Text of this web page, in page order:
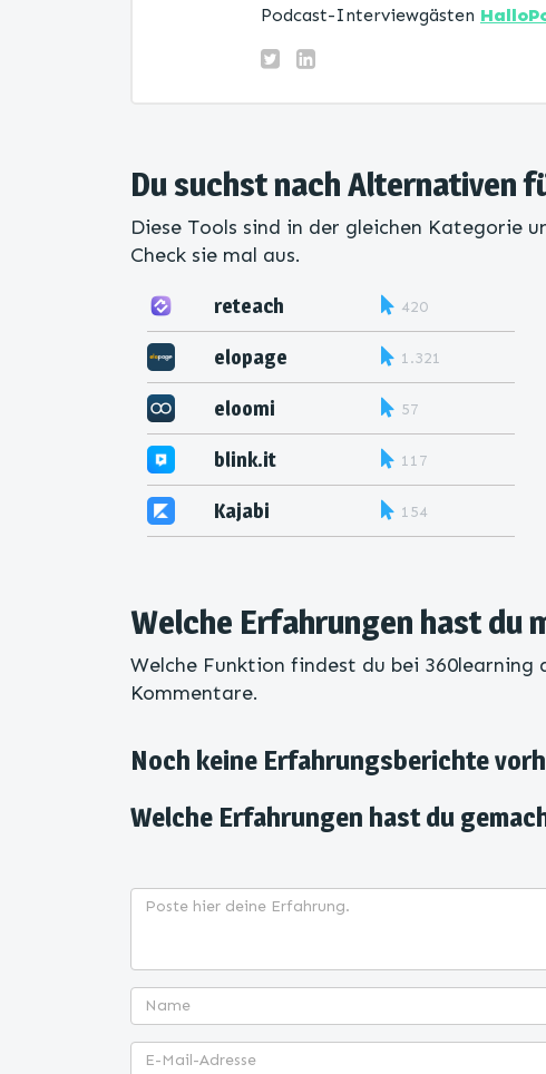
Podcast-Interviewgästen
Du suchst nach Alternativen
Diese Tools sind in der gleichen Kategorie
Check sie mal aus.
reteach 420
elopage 1.321
eloomi 57
blink.it 117
Kajabi 154
Welche Erfahrungen hast du
Welche Funktion findest du bei 360learning
Kommentare.
Noch keine Erfahrungsberichte
Welche Erfahrungen hast du